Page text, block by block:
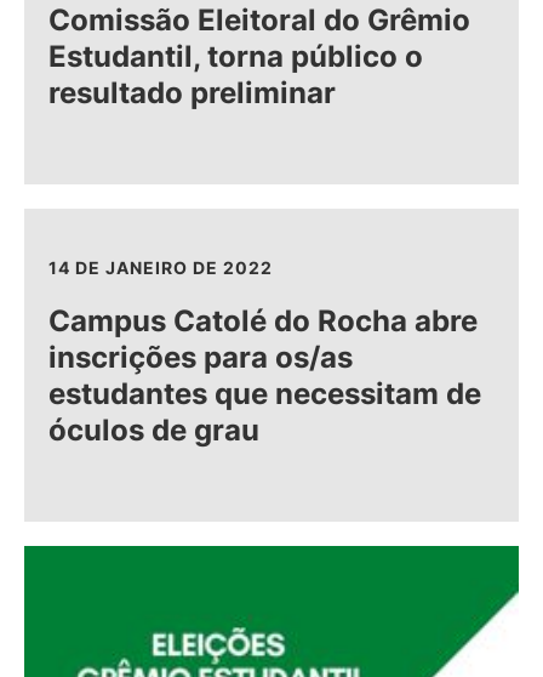
Comissão Eleitoral do Grêmio
Estudantil, torna público o
resultado preliminar
14 DE JANEIRO DE 2022
Campus Catolé do Rocha abre
inscrições para os/as
estudantes que necessitam de
óculos de grau